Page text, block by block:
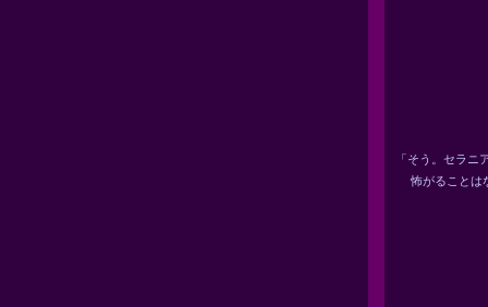
「そう。セラニ
怖がることは